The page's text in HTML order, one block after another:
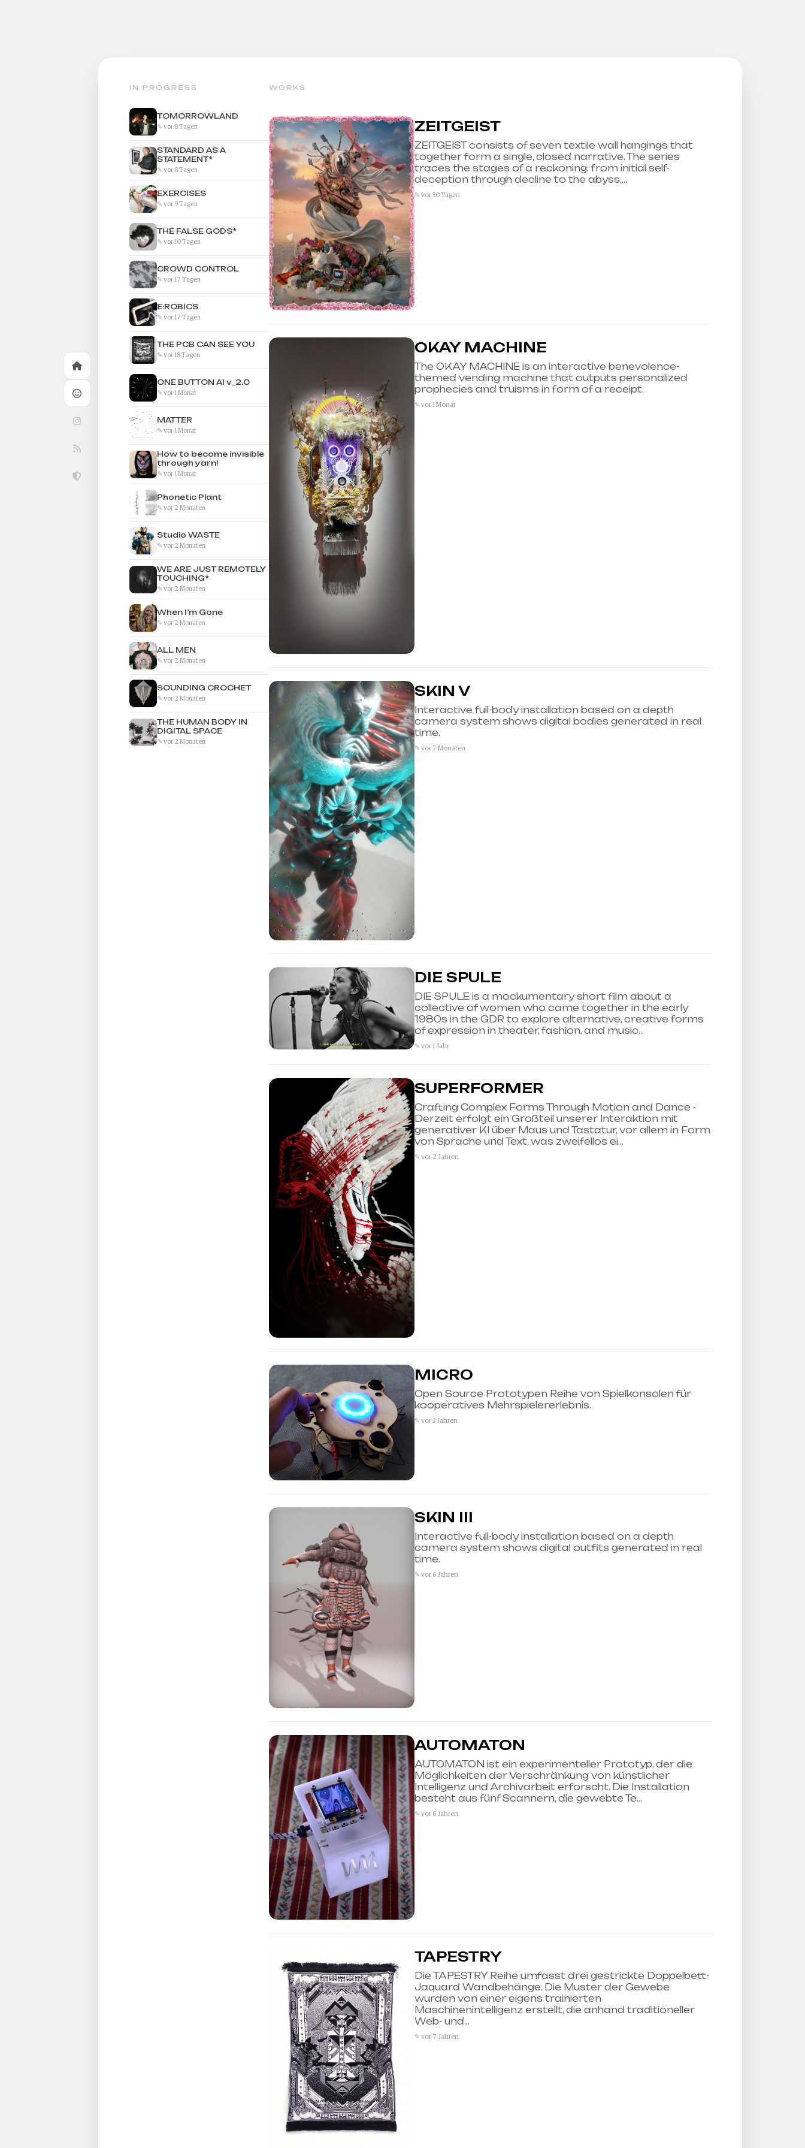
IN PROGRESS
TOMORROWLAND
✎ vor 8 Tagen
STANDARD AS A
STATEMENT*
✎ vor 8 Tagen
EXERCISES
✎ vor 9 Tagen
THE FALSE GODS*
✎ vor 10 Tagen
CROWD CONTROL
✎ vor 17 Tagen
E:ROBICS
✎ vor 17 Tagen
THE PCB CAN SEE YOU
✎ vor 18 Tagen
ONE BUTTON AI v_2.0
✎ vor 1 Monat
MATTER
✎ vor 1 Monat
How to become invisible
through yarn!
✎ vor 1 Monat
Phonetic Plant
✎ vor 2 Monaten
Studio WASTE
✎ vor 2 Monaten
WE ARE JUST REMOTELY
TOUCHING*
✎ vor 2 Monaten
When I’m Gone
✎ vor 2 Monaten
ALL MEN
✎ vor 2 Monaten
SOUNDING CROCHET
✎ vor 2 Monaten
THE HUMAN BODY IN
DIGITAL SPACE
✎ vor 2 Monaten
WORKS
ZEITGEIST
ZEITGEIST consists of seven textile wall hangings that
together form a single, closed narrative. The series
traces the stages of a reckoning: from initial self-
deception through decline to the abyss,…
✎ vor 30 Tagen
OKAY MACHINE
The OKAY MACHINE is an interactive benevolence-
themed vending machine that outputs personalized
prophecies and truisms in form of a receipt.
✎ vor 1 Monat
SKIN V
Interactive full-body installation based on a depth
camera system shows digital bodies generated in real
time.
✎ vor 7 Monaten
DIE SPULE
DIE SPULE is a mockumentary short film about a
collective of women who came together in the early
1980s in the GDR to explore alternative, creative forms
of expression in theater, fashion, and music…
✎ vor 1 Jahr
SUPERFORMER
Crafting Complex Forms Through Motion and Dance -
Derzeit erfolgt ein Großteil unserer Interaktion mit
generativer KI über Maus und Tastatur, vor allem in Form
von Sprache und Text, was zweifellos ei…
✎ vor 2 Jahren
MICRO
Open Source Prototypen Reihe von Spielkonsolen für
kooperatives Mehrspielererlebnis.
✎ vor 3 Jahren
SKIN III
Interactive full-body installation based on a depth
camera system shows digital outfits generated in real
time.
✎ vor 6 Jahren
AUTOMATON
AUTOMATON ist ein experimenteller Prototyp, der die
Möglichkeiten der Verschränkung von künstlicher
Intelligenz und Archivarbeit erforscht. Die Installation
besteht aus fünf Scannern, die gewebte Te…
✎ vor 6 Jahren
TAPESTRY
Die TAPESTRY Reihe umfasst drei gestrickte Doppelbett-
Jaquard Wandbehänge. Die Muster der Gewebe
wurden von einer eigens trainierten
Maschinenintelligenz erstellt, die anhand traditioneller
Web- und…
✎ vor 7 Jahren